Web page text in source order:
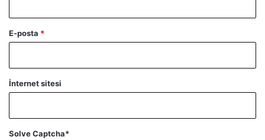
E-posta *
İnternet sitesi
Solve Captcha*